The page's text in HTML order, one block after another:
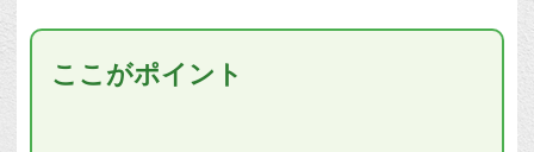
ここがポイント